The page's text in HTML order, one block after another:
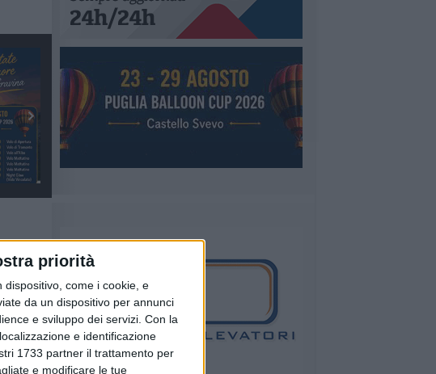
priorità
come i cookie, e
da un dispositivo per annunci
e sviluppo dei servizi. Con la
e identificazione
1733 partner il trattamento per
e modificare le tue